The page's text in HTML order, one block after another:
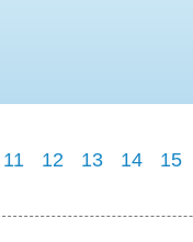
11 12 13 14 15